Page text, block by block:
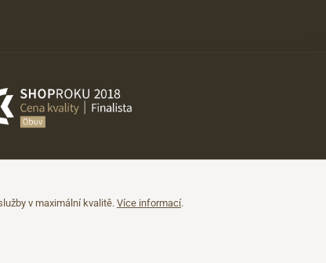
v maximální kvalitě. Více informací.